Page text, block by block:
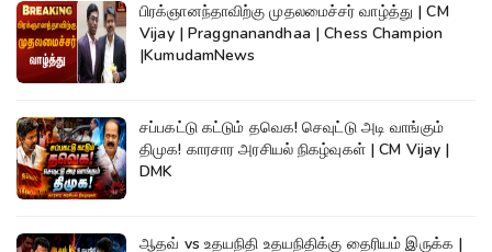
பிரக்ஞானந்தாவிற்கு முதலமைச்சர் வாழ்த்து | CM
Vijay | Praggnanandhaa | Chess Champion
|KumudamNews
சப்பகட்டு கட்டும் தவெக! செவுட்டு அடி வாங்கும்
திமுக! காரசார அரசியல் நிகழ்வுகள் | CM Vijay |
DMK
ஆதவ் vs உதயநிதி உதயநிதிக்கு தைரியம் இருக்க |